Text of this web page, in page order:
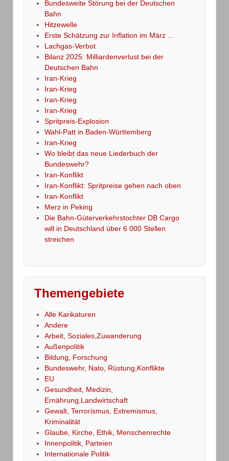
Bundesweite Störung bei der Deutschen
Bahn
Hitzewelle
Erste Schätzung zur Inflation im März …
Lachgas-Verbot
Bilanz 2025: Milliardenverlust bei der
Deutschen Bahn
Iran-Krieg
Iran-Krieg
Iran-Krieg
Iran-Krieg
Spritpreis-Explosion
Wahl-Patt in Baden-Württemberg
Iran-Krieg
Wo bleibt das neue Liederbuch der
Bundeswehr?
Iran-Konflikt
Iran-Konflikt: Spritpreise gehen nach oben
Iran-Konflikt
Merz in Peking
Die Bahn-Güterverkehrstochter DB Cargo
will in Deutschland über 6 000 Stellen
streichen
Themengebiete
Alle Karikaturen
Andere
Arbeit, Soziales,Zuwanderung
Außenpolitik
Bildung, Forschung
Bundeswehr, Nato, Rüstung,Konflikte
EU
Gesundheit, Medizin,
Ernährung,Landwirtschaft
Gewalt, Terrorismus, Extremismus,
Kriminalität
Glaube, Kirche, Ethik, Menschenrechte
Innenpolitik, Parteien
Internationale Politik